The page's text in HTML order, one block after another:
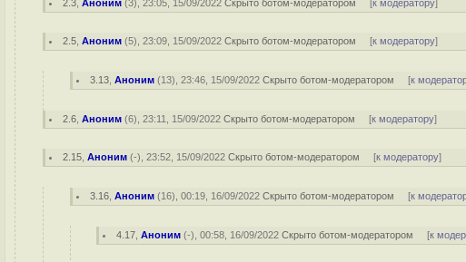
2.3 ,Аноним (3), 23:05, 15/09/2022Скрыто ботом-модератором [к модератору]
2.5 ,Аноним (5), 23:09, 15/09/2022Скрыто ботом-модератором [к модератору]
3.13 ,Аноним (13), 23:46, 15/09/2022Скрыто ботом-модератором [к
2.6 ,Аноним (6), 23:11, 15/09/2022Скрыто ботом-модератором [к модератору]
2.15 ,Аноним (-), 23:52, 15/09/2022Скрыто ботом-модератором [к модератору]
3.16 ,Аноним (16), 00:19, 16/09/2022Скрыто ботом-модератором [к
4.17 ,Аноним (-), 00:58, 16/09/2022Скрыто ботом-модератором [к